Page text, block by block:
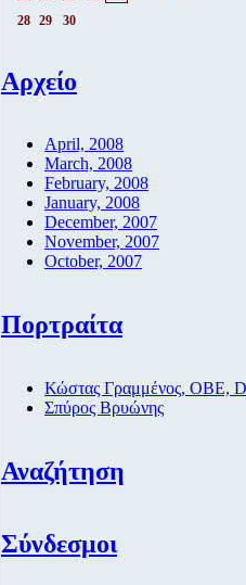
28
29 30
Αρχείο
April, 2008
March, 2008
February, 2008
January, 2008
December, 2007
November, 2007
October, 2007
Πορτραίτα
Κώστας Γραμμένος, ΟΒΕ,
Σπύρος Βρυώνης
Αναζήτηση
Σύνδεσμοι